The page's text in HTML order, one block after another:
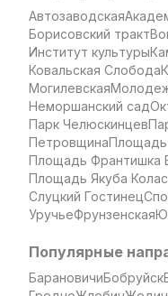
Автозаводская
Борисовский тракт
Институт культуры
Ковальская Слобода
Могилевская
Неморшанский сад
Парк Челюскинцев
ПетровщинаПлощадь
Площадь Франтишка
Площадь Якуба
Слуцкий Гостинец
УручьеФрунзенская
Популярные
БарановичиБобруйск